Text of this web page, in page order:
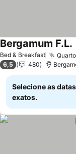
Bed & Breakfast
Bergamum F.L.
6,5 480
Selecione as
exatos.